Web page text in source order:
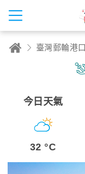
臺灣郵輪港口
今日天氣
32 °C